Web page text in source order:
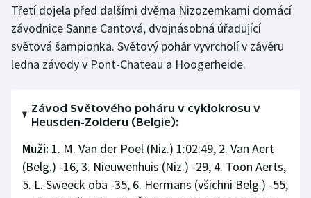
Třetí dojela před dalšími dvěma Nizozemkami domácí
závodnice Sanne Cantová, dvojnásobná úřadující
světová šampionka. Světový pohár vyvrcholí v závěru
ledna závody v Pont-Chateau a Hoogerheide.
Závod Světového poháru v cyklokrosu v
Heusden-Zolderu (Belgie):
Muži: 1. M. Van der Poel (Niz.) 1:02:49, 2. Van Aert
(Belg.) -16, 3. Nieuwenhuis (Niz.) -29, 4. Toon Aerts,
5. L. Sweeck oba -35, 6. Hermans (všichni Belg.) -55,